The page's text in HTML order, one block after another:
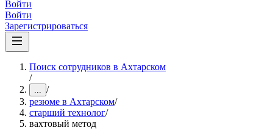
Войти
Войти
Зарегистрироваться
Поиск сотрудников в Ахтарском
/
... /
резюме в Ахтарском/
старший технолог/
вахтовый метод